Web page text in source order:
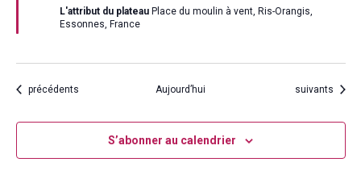
L'attribut du plateau Place du moulin à vent, Ris-Orangis,
Essonnes, France
Évènements
précédents Aujourd’hui Évènements
suivants
S’abonner au calendrier